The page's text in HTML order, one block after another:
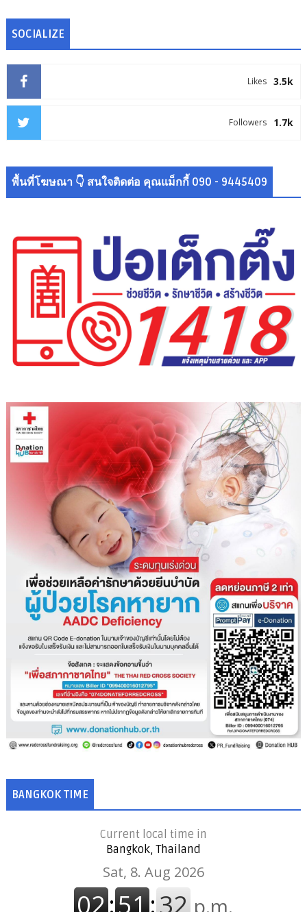
SOCIALIZE
3.5k
Likes
1.7k
Followers
พื้นที่โฆษณา 👇 สนใจติดต่อ คุณแม็กกี้ 090 - 9445409
BANGKOK TIME
Current local time in
Bangkok, Thailand